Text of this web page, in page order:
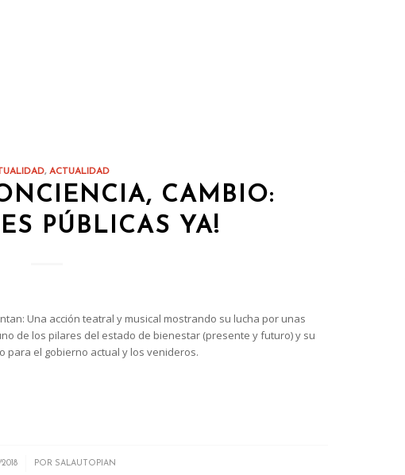
, ACTUALIDAD
CAMBIO:
PÚBLICAS YA!
Una acción teatral y musical mostrando su lucha por unas
de los pilares del estado de bienestar (presente y futuro) y su
el gobierno actual y los venideros.
POR SALAUTOPIAN